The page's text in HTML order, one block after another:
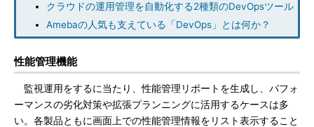
クラウドの運用管理を自動化する2種類のDevOpsツール
Amebaの人気も支えている「DevOps」とは何か？
性能管理機能
監視運用をするに当たり、性能管理リポートを生成し、パフォ
ーマンスの劣化対策や拡張プランニングに活用するケースは多
い。各製品ともに画面上での性能管理情報をリスト表示すること